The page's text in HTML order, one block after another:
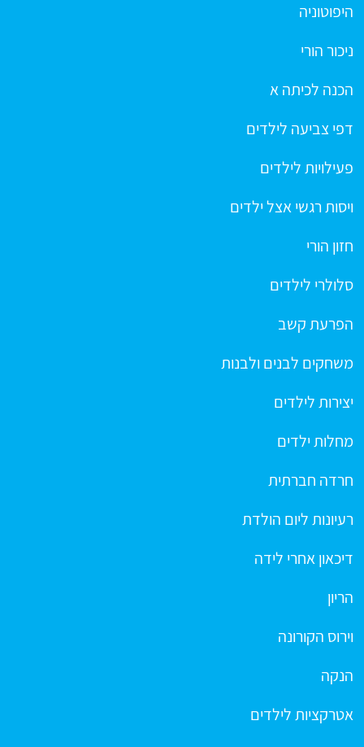
היפוטוניה
ניכור הורי
הכנה לכיתה א
דפי צביעה לילדים
פעילויות לילדים
ויסות רגשי אצל ילדים
חזון הורי
סלולרי לילדים
הפרעת קשב
משחקים לבנים ולבנות
יצירות לילדים
מחלות ילדים
חרדה חברתית
רעיונות ליום הולדת
דיכאון אחרי לידה
הריון
וירוס הקורונה
הנקה
אטרקציות לילדים